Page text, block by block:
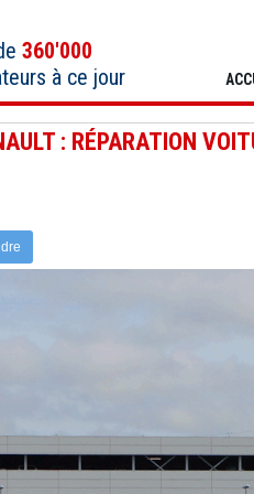
360'000
à ce jour
: RÉPARATION